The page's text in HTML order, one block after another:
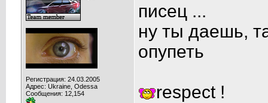
Регистрация: 24.03.2005
Адрес: Ukraine, Odessa
Сообщения: 12,154
писец ...
ну ты даешь,
опупеть
respect !